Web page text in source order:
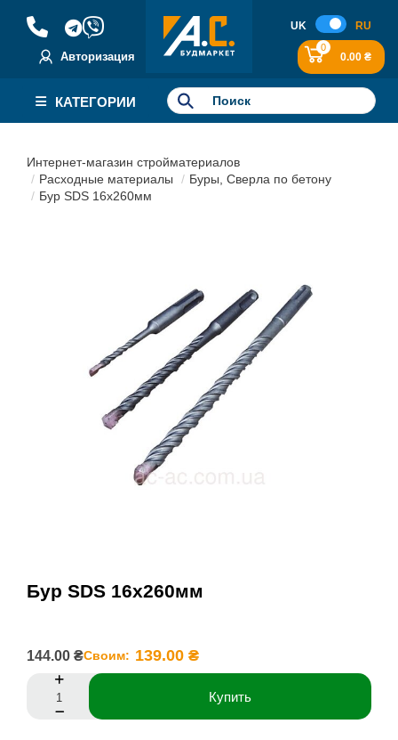
Авторизация
UK RU
0
0.00 ₴
КАТЕГОРИИ
Интернет-магазин стройматериалов
Расходные материалы
Буры, Сверла по бетону
Бур SDS 16х260мм
Бур SDS 16х260мм
144.00 ₴Своим: 139.00 ₴
Купить